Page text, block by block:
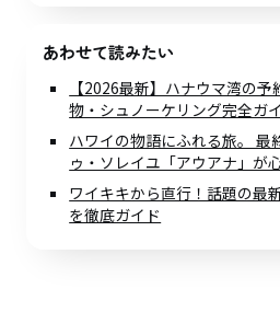
あわせて読みたい
【2026最新】ハナウマ湾の
物・シュノーケリング完全ガ
ハワイの物語にふれる旅。 最
ゥ・ソレイユ「アウアナ」が
ワイキキから直行！話題の最
を徹底ガイド